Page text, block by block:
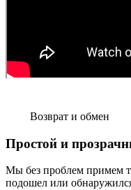
Возврат и обмен
Простой и
Мы без проблем примем
подошел или